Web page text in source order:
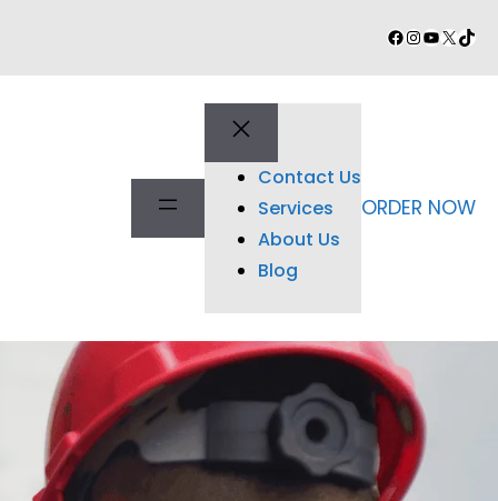
Facebook
Instagram
YouTube
X
Contact Us
Services
About Us
Blog
ORDER NOW